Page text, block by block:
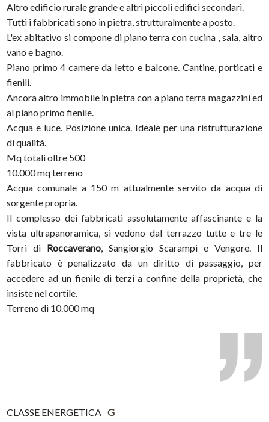
Altro edificio rurale grande e altri piccoli edifici secondari.
Tutti i fabbricati sono in pietra, strutturalmente a posto.
L'ex abitativo si compone di piano terra con cucina , sala, altro
vano e bagno.
Piano primo 4 camere da letto e balcone. Cantine, porticati e
fienili.
Ancora altro immobile in pietra con a piano terra magazzini ed
al piano primo fienile.
Acqua e luce. Posizione unica. Ideale per una ristrutturazione
di qualità.
Mq totali oltre 500
10.000 mq terreno
Acqua comunale a 150 m attualmente servito da acqua di
sorgente propria.
Il complesso dei fabbricati assolutamente affascinante e la
vista ultrapanoramica, si vedono dal terrazzo tutte e tre le
Torri di Roccaverano, Sangiorgio Scarampi e Vengore. Il
fabbricato è penalizzato da un diritto di passaggio, per
accedere ad un fienile di terzi a confine della proprietà, che
insiste nel cortile.
Terreno di 10.000 mq
CLASSE ENERGETICA G